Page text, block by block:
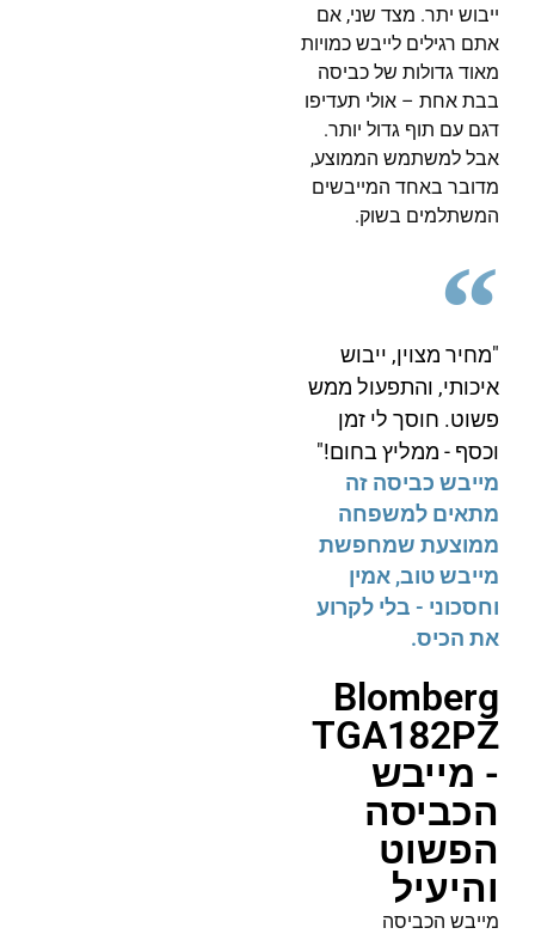
ייבוש יתר. מצד שני, אם
אתם רגילים לייבש כמויות
מאוד גדולות של כביסה
בבת אחת – אולי תעדיפו
דגם עם תוף גדול יותר.
אבל למשתמש הממוצע,
מדובר באחד המייבשים
המשתלמים בשוק.
"מחיר מצוין, ייבוש
איכותי, והתפעול ממש
פשוט. חוסך לי זמן
וכסף - ממליץ בחום!"
מייבש כביסה זה
מתאים למשפחה
ממוצעת שמחפשת
מייבש טוב, אמין
וחסכוני - בלי לקרוע
את הכיס.
Blomberg
TGA182PZ
- מייבש
הכביסה
הפשוט
והיעיל
מייבש הכביסה